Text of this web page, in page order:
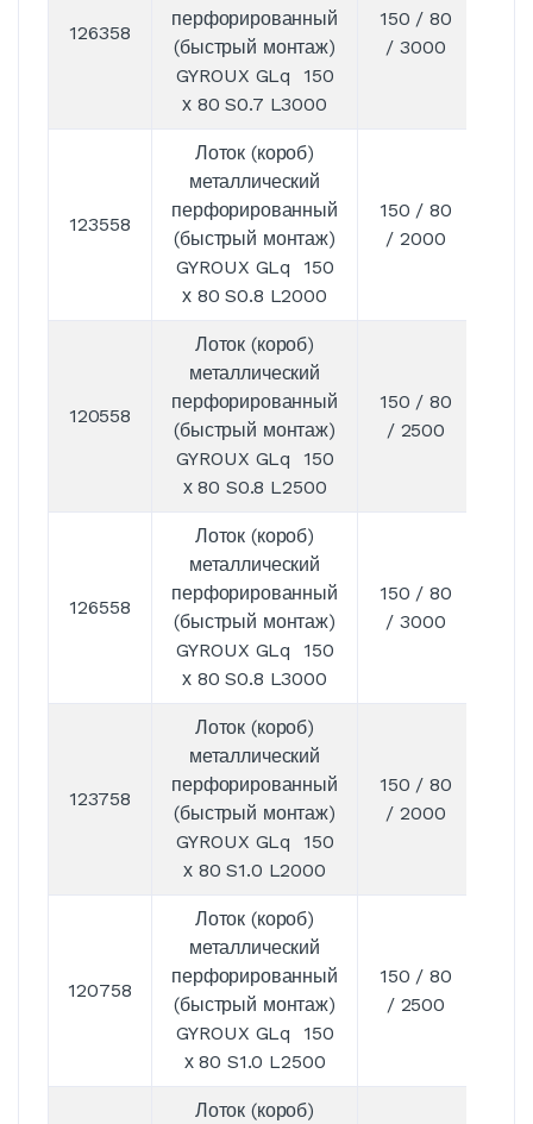
126358
перфорированный
(быстрый монтаж)
GYROUX GLq 150
х 80 S0.7 L3000
150 / 80
/ 3000
123558
Лоток (короб)
металлический
перфорированный
(быстрый монтаж)
GYROUX GLq 150
х 80 S0.8 L2000
150 / 80
/ 2000
120558
Лоток (короб)
металлический
перфорированный
(быстрый монтаж)
GYROUX GLq 150
х 80 S0.8 L2500
150 / 80
/ 2500
126558
Лоток (короб)
металлический
перфорированный
(быстрый монтаж)
GYROUX GLq 150
х 80 S0.8 L3000
150 / 80
/ 3000
123758
Лоток (короб)
металлический
перфорированный
(быстрый монтаж)
GYROUX GLq 150
х 80 S1.0 L2000
150 / 80
/ 2000
120758
Лоток (короб)
металлический
перфорированный
(быстрый монтаж)
GYROUX GLq 150
х 80 S1.0 L2500
150 / 80
/ 2500
Лоток (короб)